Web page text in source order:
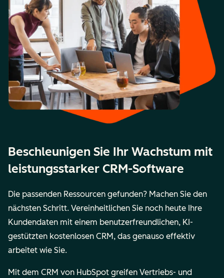
Beschleunigen Sie Ihr Wachstum mit
leistungsstarker CRM-Software
Die passenden Ressourcen gefunden? Machen Sie den
nächsten Schritt. Vereinheitlichen Sie noch heute Ihre
Kundendaten mit einem benutzerfreundlichen, KI-
gestützten kostenlosen CRM, das genauso effektiv
arbeitet wie Sie.
Mit dem CRM von HubSpot greifen Vertriebs- und